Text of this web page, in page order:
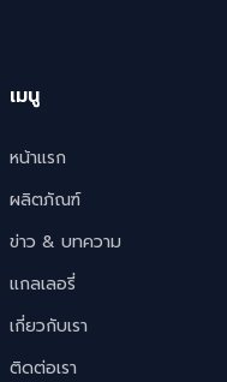
เมนู
หน้าแรก
ผลิตภัณฑ์
ข่าว & บทความ
แกลเลอรี่
เกี่ยวกับเรา
ติดต่อเรา